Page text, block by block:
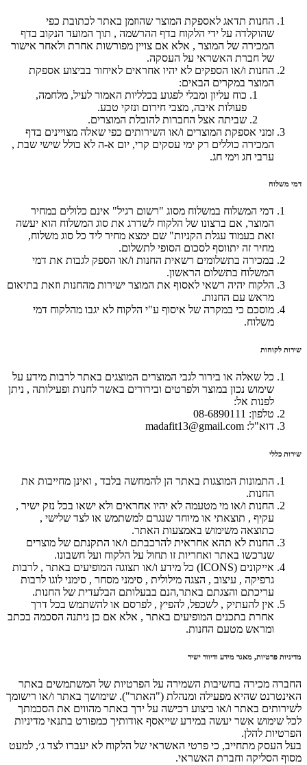
החנות תדאג לאספקת המוצר שהוזמן באתר לכתובת כפי
שהוקלדה על ידי הלקוח בדף ההרשמה , תוך המועד הנקוב בדף
המכירה של המוצר , אלא אם צויין מפורשות אחרת ולאחר אישור
של חברת האשראי על העסקה.
החנות ו/או הספקים לא יהיו אחראים לאיחור בביצוע אספקת
המוצר במקרים הבאים:
כוח עליון ומבלי לפגוע בכלליות האמור לעיל, מלחמה,
פעולות איבה, מצבי חירום ונזקי טבע.
שביתה אצל החברות להובלת המוצרים.
זמני אספקת המוצרים ו/או השירותים כפי שאלה מצויינים בדף
המכירה כוללים רק ימי עסקים קרי, יום א-ה לא כולל שישי שבת ,
ערבי חג וימי חג.
דמי משלוח
דמי המשלוח במשלוח מסוג "רשום רגיל" אינם כלולים במחיר
המוצר, אם ברצונו של הלקוח לשדרג את סוג המשלוח הוא יעשה
זאת בעמוד עגלת הקניות" שם ימצא מחיר ליד כל סוג משלוח,
מחיר זה יתווסף לסכום הסופי לתשלום.
במכירה בתשלומים רשאית החנות ו/או הספק לגבות את דמי
המשלוח בתשלום הראשון.
הלקוח יהיה רשאי לאסוף את המוצר ישירות מהחנות וזאת בתיאום
מראש עם החנות.
מוסכם כי במקרה של איסוף ע"י הלקוח לא יגבו מהלקוח דמי
משלוח.
שירות לקוחות
כל שאלה או בירור לגבי המוצרים המוצגים באתר לרבות מידע על
שימוש נכון במוצר ולפרטים ובירורים באשר לחנות ופעילותה , ניתן
לפנות אל:
טלפון: 08-6890111
דוא"ל: madafit13@gmail.com
שירות כללי
התמונות המוצגות באתר הן להמחשה בלבד , ואינן מחייבות את
החנות.
החנות ו/או מי מטעמה לא יהיו אחראים ולא ישאו בכל נזק ישיר ,
עקיף , תוצאתי או מיוחד שנגרם למשתמש או לצד שלישי ,
כתוצאה משימוש באמצעות האתר.
החנות לא תהא אחראית להרכבתם ו/או התקנתם של מוצרים
שנרכשו באתר ואחריות זו תחול על הלקוח ועל חשבונו.
אייקונים (ICONS) כל מידע ו/או תצוגה המופיעים באתר , לרבות
גרפיקה , עיצוב , הצגה מילולית , סימני מסחר , סימני לוגו לרבות
עריכתם והצגתם באתר,הנם בבעלותם הבלעדית של החנות.
אין להעתיק , לשכפל, להפיץ , לפרסם או להשתמש בכל דרך
אחרת בתכנים המופיעים באתר , אלא אם כן ניתנה הסכמה בכתב
ומראש מטעם החנות.
מדיניות פרטיות, מאגר מידע ודיוור ישיר
החברה מכירה בחשיבות השמירה על הפרטיות של המשתמשים באתר
האינטרנט שהיא מפעילה ומנהלת ("האתר"). שימושך באתר ו/או רישומך
לשירותים באתר ו/או ביצוע רכישה על ידך באתר מהווים את הסכמתך
לכל שימוש אשר יעשה במידע שייאסף אודותיך כמפורט בתנאי מדיניות
הפרטיות להלן.
בעל העסק מתחייב, כי פרטי האשראי של הלקוח לא יעברו לצד ג׳, למעט
מסוף הסליקה וחברת האשראי.